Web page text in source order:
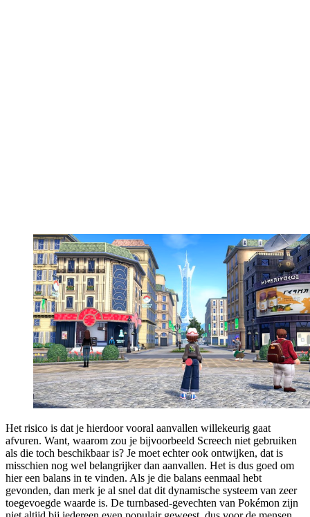
Het risico is dat je hierdoor vooral aanvallen willekeurig gaat
afvuren. Want, waarom zou je bijvoorbeeld Screech niet gebruiken
als die toch beschikbaar is? Je moet echter ook ontwijken, dat is
misschien nog wel belangrijker dan aanvallen. Het is dus goed om
hier een balans in te vinden. Als je die balans eenmaal hebt
gevonden, dan merk je al snel dat dit dynamische systeem van zeer
toegevoegde waarde is. De turnbased-gevechten van Pokémon zijn